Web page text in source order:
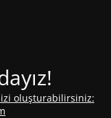
oluşturabilirsiniz: